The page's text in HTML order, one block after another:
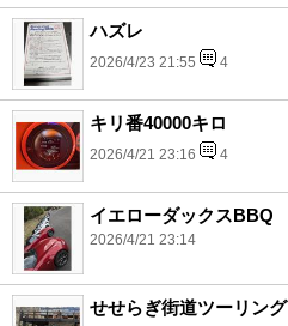
ハズレ
2026/4/23 21:55 4
キリ番40000キロ
2026/4/21 23:16 4
イエローダックスBBQ
2026/4/21 23:14
せせらぎ街道ツーリング